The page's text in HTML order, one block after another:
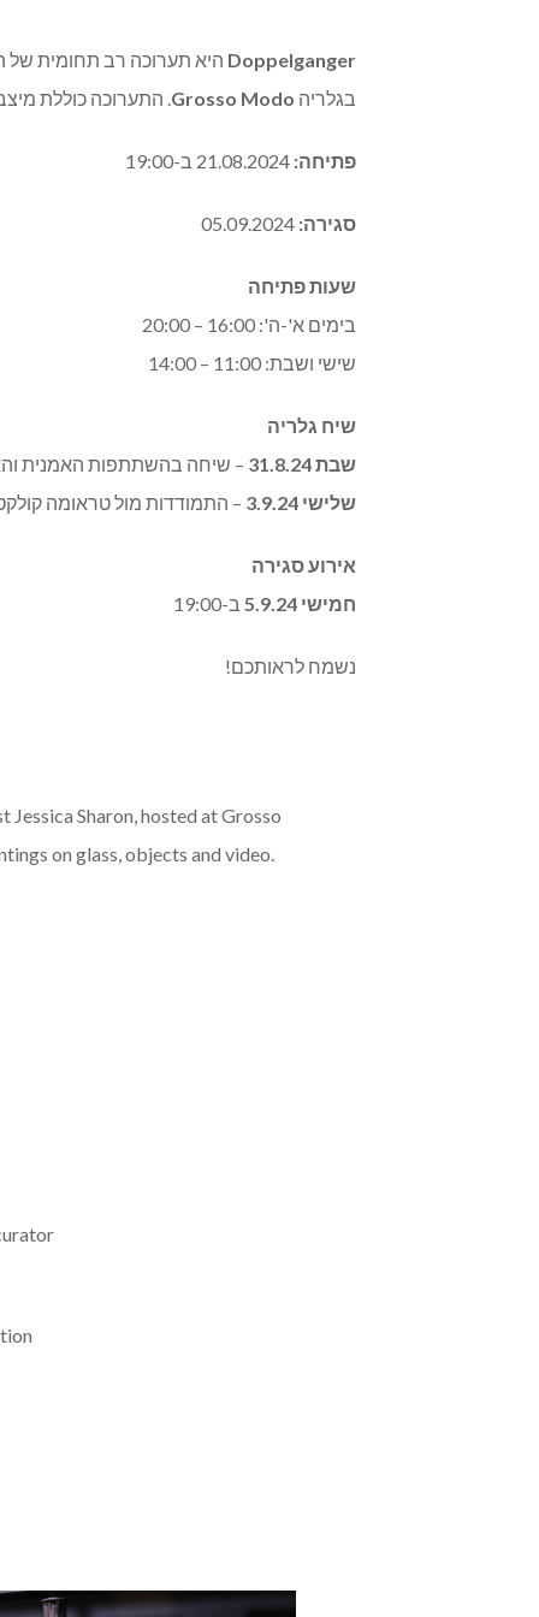
Doppelganger היא תערוכה רב תחומית
בגלריה Grosso Modo. התערוכה כוללת מיצב
פתיחה:
סגירה:
שעות פתיחה
בימים א'-ה': 16:00 – 20:00
שישי ושבת: 11:00 – 14:00
שיח גלריה
שבת 31.8.24
– שיחה בהשתתפות האמנית
שלישי 3.9.24
– התמודדות מול טראומה
אירוע סגירה
חמישי 5.9.24
ב-19:00
נשמח לראותכם!
Sharon, hosted at Grosso
on glass, objects and video.